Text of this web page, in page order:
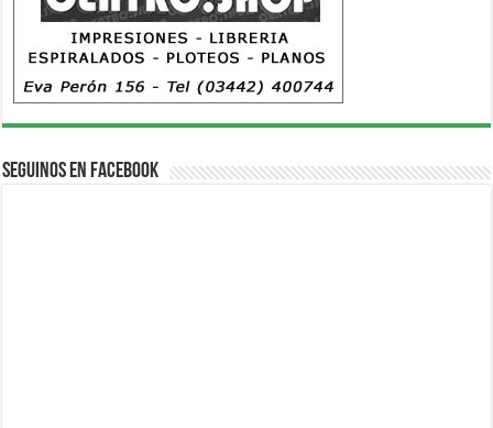
Seguinos en Facebook